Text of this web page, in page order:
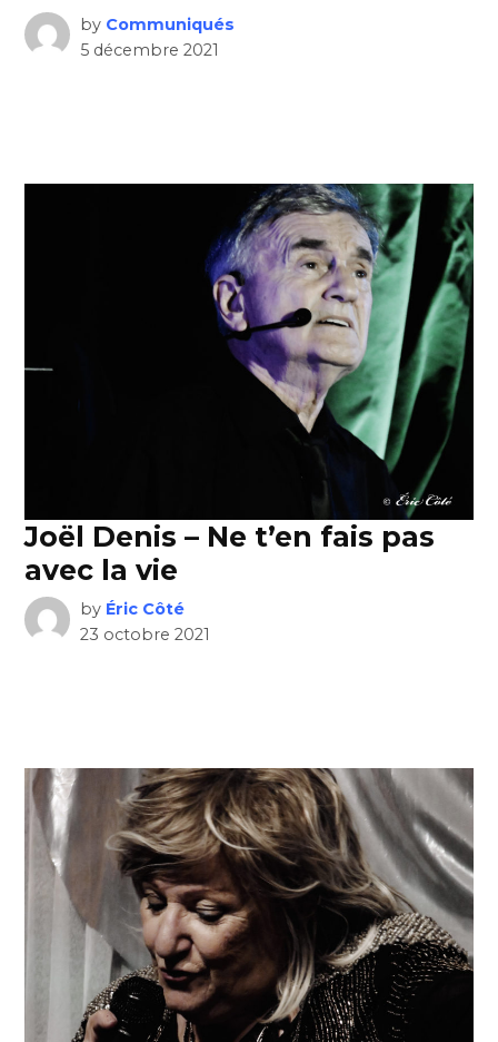
by Communiqués
5 décembre 2021
Joël Denis – Ne t’en fais pas
avec la vie
by Éric Côté
23 octobre 2021